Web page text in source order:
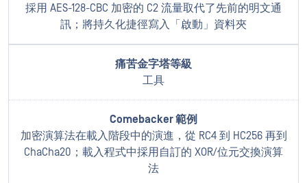
採用 AES-128-CBC 加密的 C2 流量取代了先前的明文通
訊；將持久化捷徑寫入「啟動」資料夾
工具
加密演算法在載入階段中的演進，從 RC4 到 HC256 再到
ChaCha20；載入程式中採用自訂的 XOR/位元交換演算
法